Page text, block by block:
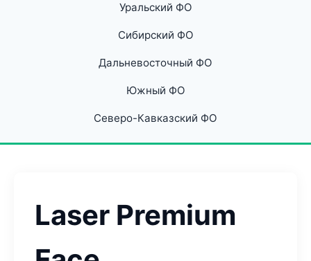
Уральский ФО
Сибирский ФО
Дальневосточный ФО
Южный ФО
Северо-Кавказский ФО
Laser Premium